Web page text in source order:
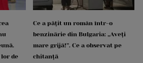
de
Ce a pățit un român într-o
benzinărie din Bulgaria: „Aveți
mare grijă!”. Ce a observat pe
chitanță